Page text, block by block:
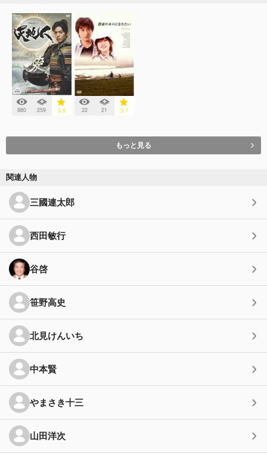
880 259 3.8 22 21 3.7
もっと見る
関連人物
三國連太郎
西田敏行
谷啓
笹野高史
北見けんいち
中本賢
やまさき十三
山田洋次